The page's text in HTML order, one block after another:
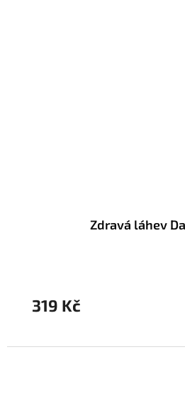
Zdravá láhev
319 Kč